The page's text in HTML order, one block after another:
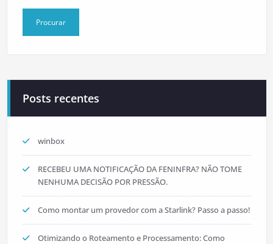
Posts recentes
winbox
RECEBEU UMA NOTIFICAÇÃO DA FENINFRA? NÃO TOME
NENHUMA DECISÃO POR PRESSÃO.
Como montar um provedor com a Starlink? Passo a passo!
Otimizando o Roteamento e Processamento: Como